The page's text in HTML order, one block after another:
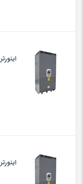
اینورتر SANTERNO مدل SINUS P4TENTA 0217
اینورتر SANTERNO مدل SINUS PENTA 0034 4T